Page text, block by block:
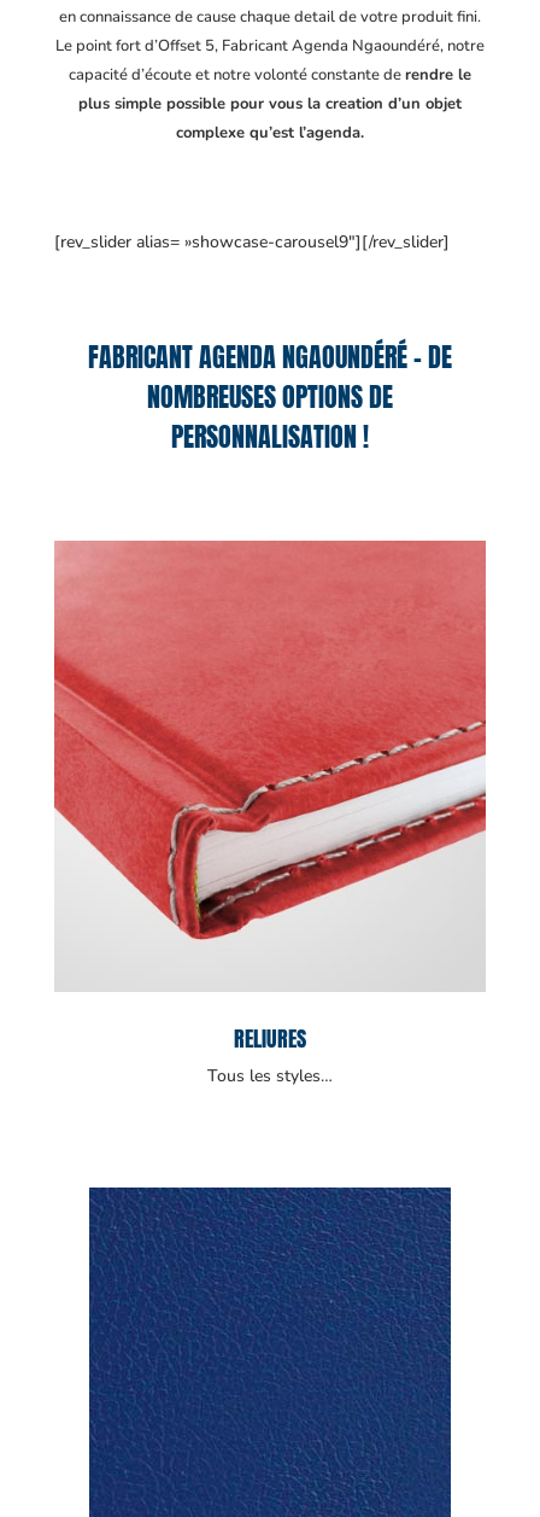
en connaissance de cause chaque detail de votre produit fini.
Le point fort d’Offset 5, Fabricant Agenda Ngaoundéré, notre
capacité d’écoute et notre volonté constante derendre le
plus simple possible pour vous la creation d’un objet
complexe qu’est l’agenda.
[rev_slider alias= »showcase-carousel9″][/rev_slider]
FABRICANT AGENDA NGAOUNDÉRÉ – DE
NOMBREUSES OPTIONS DE
PERSONNALISATION !
RELIURES
Tous les styles…